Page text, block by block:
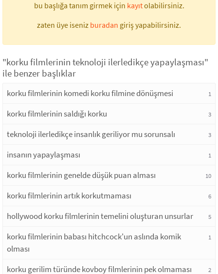
bu başlığa tanım girmek için kayıtolabilirsiniz.
zaten üye iseniz buradan giriş yapabilirsiniz.
"korku filmlerinin teknoloji ilerledikçe yapaylaşması"
ile benzer başlıklar
korku filmlerinin komedi korku filmine dönüşmesi 1
korku filmlerinin saldığı korku 3
teknoloji ilerledikçe insanlık geriliyor mu sorunsalı 3
insanın yapaylaşması 1
korku filmlerinin genelde düşük puan alması 10
korku filmlerinin artık korkutmaması 6
hollywood korku filmlerinin temelini oluşturan unsurlar 5
korku filmlerinin babası hitchcock'un aslında komik
olması
1
korku gerilim türünde kovboy filmlerinin pek olmaması 2